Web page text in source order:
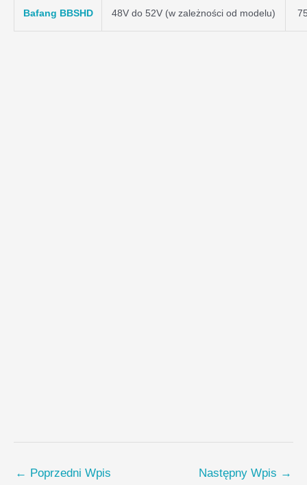
Bafang BBSHD 48V do 52V (w zależności od modelu)
← Poprzedni Wpis Następny Wpis →